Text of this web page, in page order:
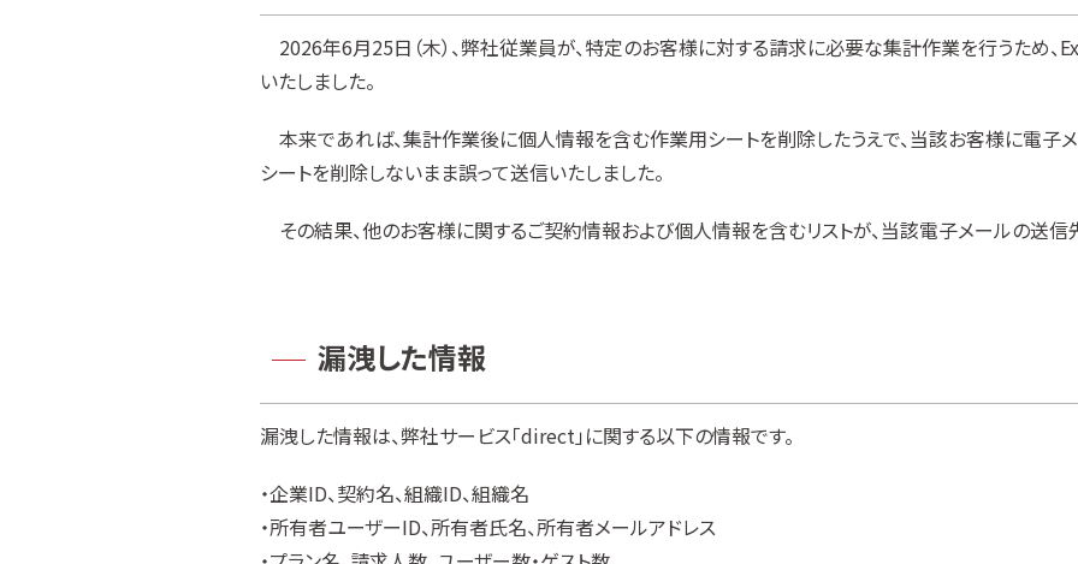
2026年6月25日（木）、弊社従業員が、特定のお客様に対する請求に必要な集計作業を行うため、
いたしました。
本来であれば、集計作業後に個人情報を含む作業用シートを削除したうえで、当該お客様に電子
シートを削除しないまま誤って送信いたしました。
その結果、他のお客様に関するご契約情報および個人情報を含むリストが、当該電子メールの送信
漏洩した情報
漏洩した情報は、弊社サービス「direct」に関する以下の情報です。
・企業ID、契約名、組織ID、組織名
・所有者ユーザーID、所有者氏名、所有者メールアドレス